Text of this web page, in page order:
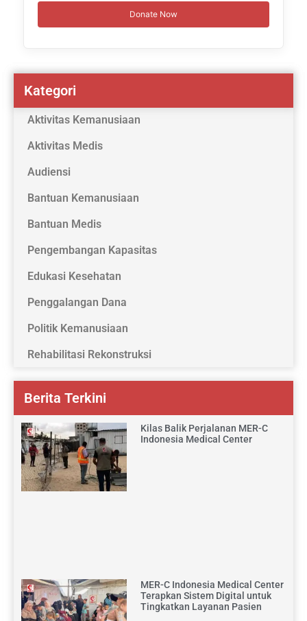
Kategori
Aktivitas Kemanusiaan
Aktivitas Medis
Audiensi
Bantuan Kemanusiaan
Bantuan Medis
Pengembangan Kapasitas
Edukasi Kesehatan
Penggalangan Dana
Politik Kemanusiaan
Rehabilitasi Rekonstruksi
Berita Terkini
Kilas Balik Perjalanan MER-C
Indonesia Medical Center
MER-C Indonesia Medical Center
Terapkan Sistem Digital untuk
Tingkatkan Layanan Pasien
Donate Now